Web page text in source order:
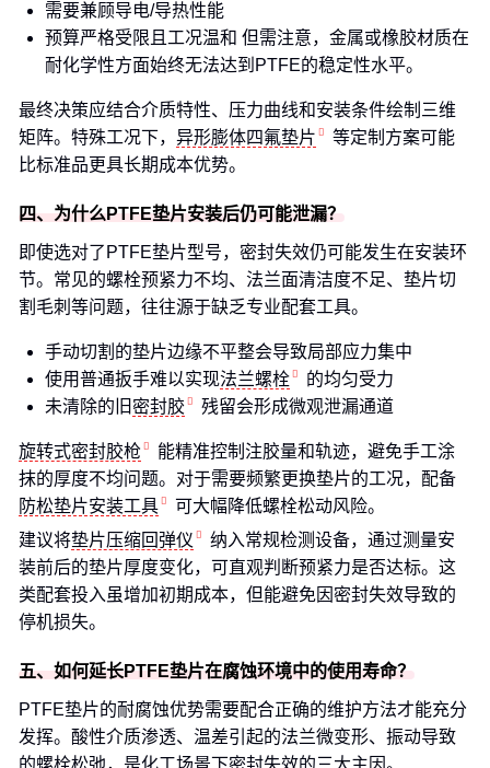
需要兼顾导电/导热性能
预算严格受限且工况温和 但需注意，金属或橡胶材质在
耐化学性方面始终无法达到PTFE的稳定性水平。
最终决策应结合介质特性、压力曲线和安装条件绘制三维
矩阵。特殊工况下， 异形膨体四氟垫片
等定制方案可能
比标准品更具长期成本优势。
四、为什么PTFE垫片安装后仍可能泄漏？
即使选对了PTFE垫片型号，密封失效仍可能发生在安装环
节。常见的螺栓预紧力不均、法兰面清洁度不足、垫片切
割毛刺等问题，往往源于缺乏专业配套工具。
手动切割的垫片边缘不平整会导致局部应力集中
使用普通扳手难以实现法兰螺栓
的均匀受力
未清除的旧 密封胶 残留会形成微观泄漏通道
旋转式密封胶枪
能精准控制注胶量和轨迹，避免手工涂
抹的厚度不均问题。对于需要频繁更换垫片的工况，配备
防松垫片安装工具
可大幅降低螺栓松动风险。
建议将垫片压缩回弹仪
纳入常规检测设备，通过测量安
装前后的垫片厚度变化，可直观判断预紧力是否达标。这
类配套投入虽增加初期成本，但能避免因密封失效导致的
停机损失。
五、如何延长PTFE垫片在腐蚀环境中的使用寿命？
PTFE垫片的耐腐蚀优势需要配合正确的维护方法才能充分
发挥。酸性介质渗透、温差引起的法兰微变形、振动导致
的螺栓松弛，是化工场景下密封失效的三大主因。